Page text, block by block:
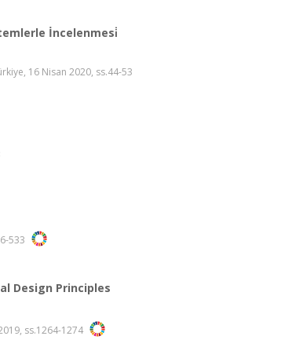
İncelenmesi̇
16 Nisan 2020, ss.44-53
533
Design Principles
ss.1264-1274